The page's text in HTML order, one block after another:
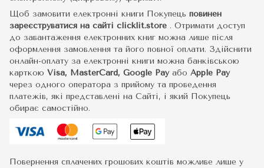
Щоб замовити електронні книги Покупець повинен
зареєструватися на сайті clicklit.store . Отримати доступ
до завантаження електронних книг можна лише після
оформлення замовлення та його повної оплати. Здійснити
онлайн-оплату за електронні книги можна банківською
карткою Visa, MasterCard, Google Pay або Apple Pay
через одного оператора з прийому та проведення
платежів, які представлені на Сайті, і який Покупець
обирає самостійно.
Повернення сплачених грошових коштів можливе лише у